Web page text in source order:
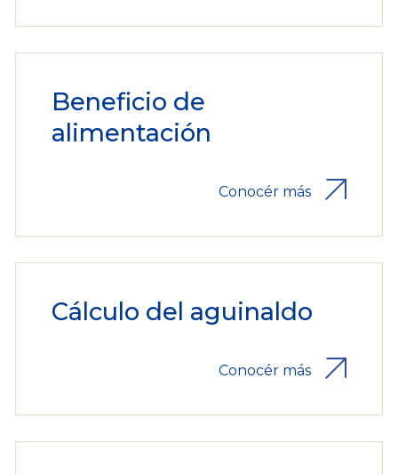
Beneficio de
alimentación
Conocér más
Cálculo del aguinaldo
Conocér más